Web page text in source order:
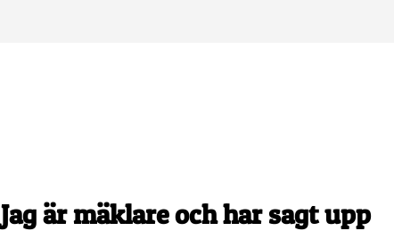
Jag är mäklare och har sagt upp